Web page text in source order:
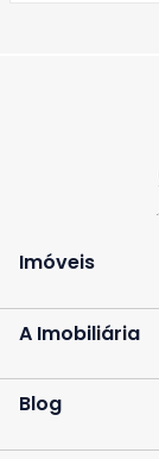
Imóveis
A Imobiliária
Blog